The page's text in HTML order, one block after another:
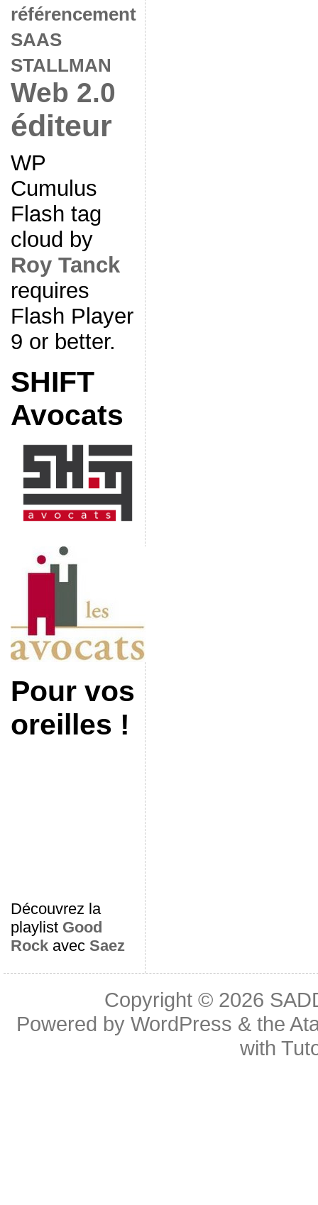
référencement
SAAS
STALLMAN
Web 2.0
éditeur
WP
Cumulus
Flash tag
cloud by
Roy Tanck
requires
Flash Player
9 or better.
SHIFT
Avocats
Pour vos
oreilles !
Découvrez la
playlist Good
Rockavec Saez
Copyright © 2026
Powered byWordPress & the
with